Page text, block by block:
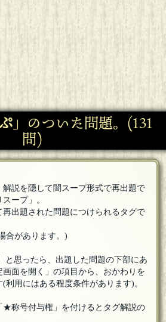
」のついた問題。(131
問)
解説を隠して闇スープ形式で再出題で
ープ」。
出題された問題につけられるタグで
合があります。)
と思ったら、出題した問題の下部にあ
面を開く」の項目から、おかわりを
利用にはある程度条件があります)。
★称号付与権」を付けるとタグ解説の